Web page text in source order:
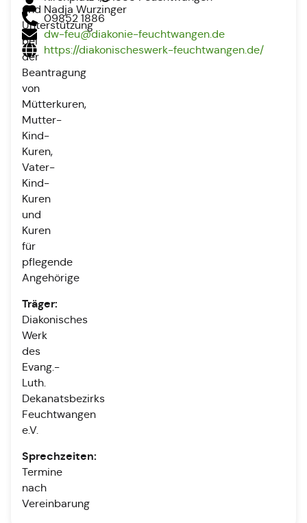
und
Unterstützung
bei
der
Beantragung
von
Mütterkuren,
Mutter-
Kind-
Kuren,
Vater-
Kind-
Kuren
und
Kuren
für
pflegende
Angehörige
Träger:
Diakonisches
Werk
des
Evang.-
Luth.
Dekanatsbezirks
Feuchtwangen
e.V.
Sprechzeiten:
Termine
nach
Vereinbarung
Nadja Wurzinger
09852 1886
dw-feu@diakonie-feuchtwangen.de
https://diakonischeswerk-feuchtwangen.de/